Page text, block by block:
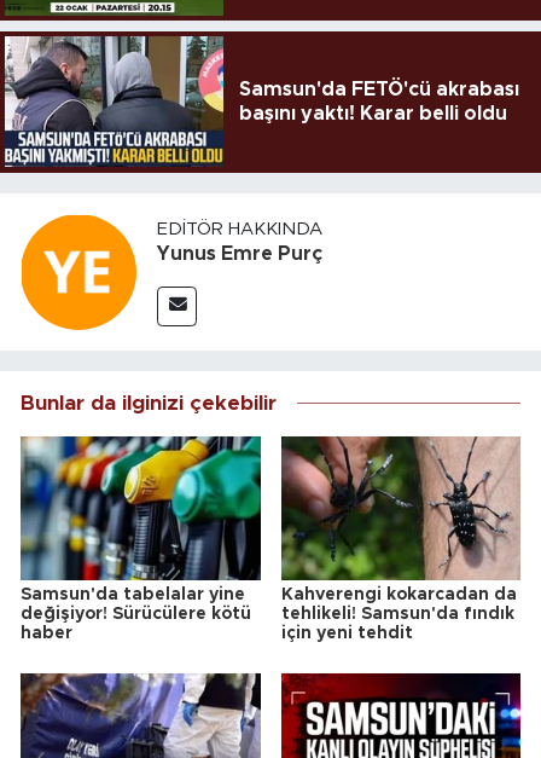
Samsun'da FETÖ'cü akrabası
başını yaktı! Karar belli oldu
EDITÖR HAKKINDA
Yunus Emre Purç
Bunlar da ilginizi çekebilir
Samsun'da tabelalar yine
değişiyor! Sürücülere kötü
haber
Kahverengi kokarcadan da
tehlikeli! Samsun'da fındık
için yeni tehdit